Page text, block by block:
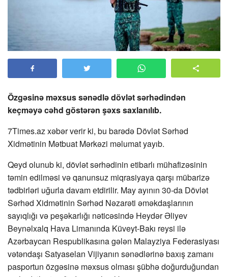
Özgəsinə məxsus sənədlə dövlət sərhədindən
keçməyə cəhd göstərən şəxs saxlanılıb.
7Times.azxəbər verir ki, bu barədə Dövlət Sərhəd
Xidmətinin Mətbuat Mərkəzi məlumat yayıb.
Qeyd olunub ki, dövlət sərhədinin еtibarlı mühafizəsinin
təmin edilməsi və qanunsuz miqrasiyaya qarşı mübarizə
tədbirləri uğurla davam еtdirilir. May ayının 30-da Dövlət
Sərhəd Xidmətinin Sərhəd Nəzarəti əməkdaşlarının
sayıqlığı və peşəkarlığı nəticəsində Heydər Əliyev
Beynəlxalq Hava Limanında Küveyt-Bakı reysi ilə
Azərbaycan Respublikasına gələn Malayziya Federasiyası
vətəndaşı Satyaselan Vijiyanın sənədlərinə baxış zamanı
pasportun özgəsinə məxsus olması şübhə doğurduğundan